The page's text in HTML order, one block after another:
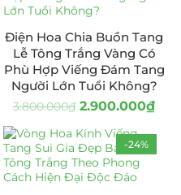
Điện Hoa Chia Buồn Tang
Lễ Tông Trắng Vàng Có
Phù Hợp Viếng Đám Tang
Người Lớn Tuổi Không?
3.800.000₫ 2.900.000₫
-24%